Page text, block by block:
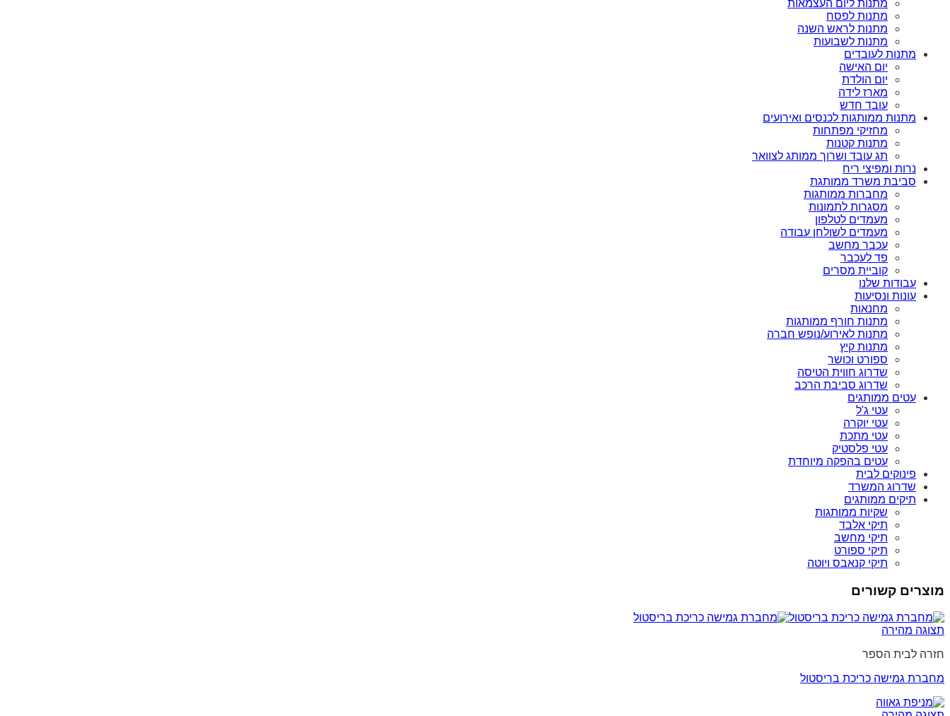
מתנות ליום העצמאות
מתנות לפסח
מתנות לראש השנה
מתנות לשבועות
מתנות לעובדים
יום האישה
יום הולדת
מארז לידה
עובד חדש
מתנות ממותגות לכנסים ואירועים
מחזיקי מפתחות
מתנות קטנות
תג עובד ושרוך ממותג לצוואר
נרות ומפיצי ריח
סביבת משרד ממותגת
מחברות ממותגות
מסגרות לתמונות
מעמדים לטלפון
מעמדים לשולחן עבודה
עכבר מחשב
פד לעכבר
קוביית מסרים
עבודות שלנו
עונות ונסיעות
מחנאות
מתנות חורף ממותגות
מתנות לאירוע/נופש חברה
מתנות קיץ
ספורט וכושר
שדרוג חווית הטיסה
שדרוג סביבת הרכב
עטים ממותגים
עטי ג'ל
עטי יוקרה
עטי מתכת
עטי פלסטיק
עטים בהפקה מיוחדת
פינוקים לבית
שדרוג המשרד
תיקים ממותגים
שקיות ממותגות
תיקי אלבד
תיקי מחשב
תיקי ספורט
תיקי קנאבס ויוטה
מוצרים קשורים
תצוגה מהירה
חזרה לבית הספר
מחברת גמישה כריכת בריסטול